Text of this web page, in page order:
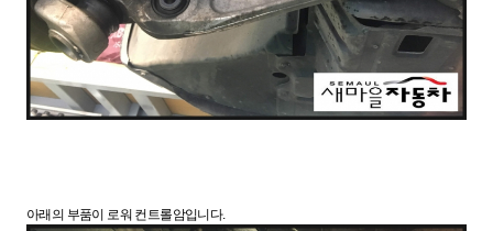
아래의 부품이 로워 컨트롤암입니다.